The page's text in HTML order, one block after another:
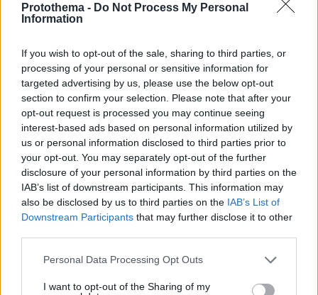
Protothema - Do Not Process My Personal
Information
If you wish to opt-out of the sale, sharing to third parties, or
processing of your personal or sensitive information for
targeted advertising by us, please use the below opt-out
section to confirm your selection. Please note that after your
opt-out request is processed you may continue seeing
interest-based ads based on personal information utilized by
us or personal information disclosed to third parties prior to
your opt-out. You may separately opt-out of the further
disclosure of your personal information by third parties on the
IAB’s list of downstream participants. This information may
also be disclosed by us to third parties on the IAB’s List of
Downstream Participants that may further disclose it to other
Please note that this website/app uses one or more Google
not limited to your visit or usage behaviour. You may click to
Personal Data Processing Opt Outs
I want to opt-out of the Sharing of my
Ο Λίαμ Πέιν αντάλλαζε μηνύματα με τη Νικόλ Σέρζινγκερ
λίγο πριν φύγει από τη ζωή
Thema Insights